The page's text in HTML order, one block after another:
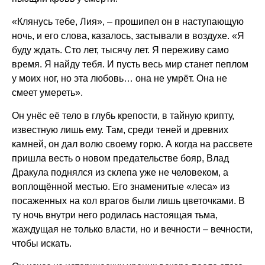
«Клянусь тебе, Лия», – прошипел он в наступающую
ночь, и его слова, казалось, застывали в воздухе. «Я
буду ждать. Сто лет, тысячу лет. Я переживу само
время. Я найду тебя. И пусть весь мир станет пеплом
у моих ног, но эта любовь… она не умрёт. Она не
смеет умереть».
Он унёс её тело в глубь крепости, в тайную крипту,
известную лишь ему. Там, среди теней и древних
камней, он дал волю своему горю. А когда на рассвете
пришла весть о новом предательстве бояр, Влад
Дракула поднялся из склепа уже не человеком, а
воплощённой местью. Его знаменитые «леса» из
посаженных на кол врагов были лишь цветочками. В
ту ночь внутри него родилась настоящая тьма,
жаждущая не только власти, но и вечности – вечности,
чтобы искать.